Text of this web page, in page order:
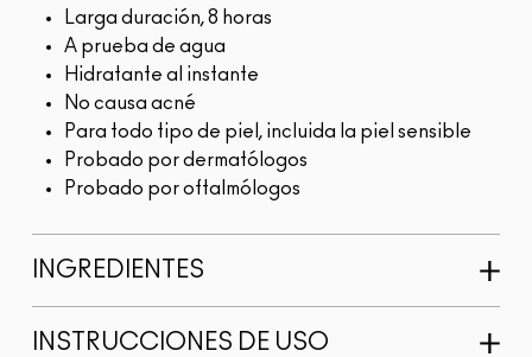
Larga duración, 8 horas
A prueba de agua
Hidratante al instante
No causa acné
Para todo tipo de piel, incluida la piel sensible
Probado por dermatólogos
Probado por oftalmólogos
INGREDIENTES
INSTRUCCIONES DE USO